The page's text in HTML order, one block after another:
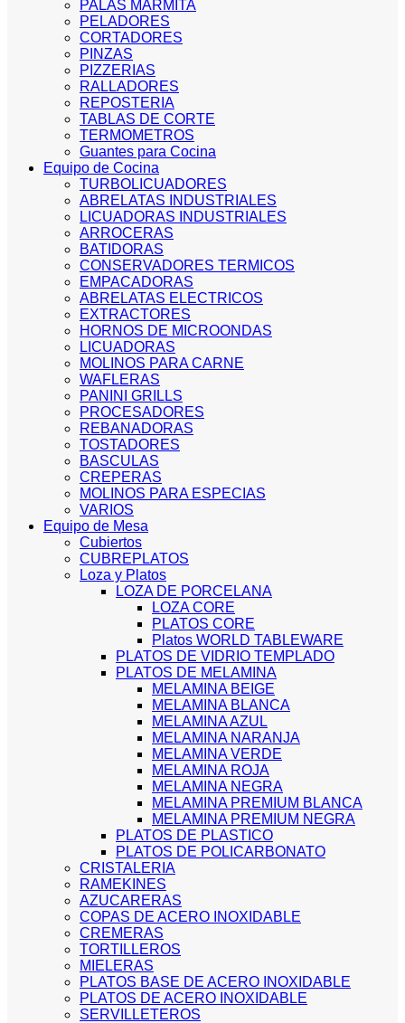
PALAS MARMITA
PELADORES
CORTADORES
PINZAS
PIZZERIAS
RALLADORES
REPOSTERIA
TABLAS DE CORTE
TERMOMETROS
Guantes para Cocina
Equipo de Cocina
TURBOLICUADORES
ABRELATAS INDUSTRIALES
LICUADORAS INDUSTRIALES
ARROCERAS
BATIDORAS
CONSERVADORES TERMICOS
EMPACADORAS
ABRELATAS ELECTRICOS
EXTRACTORES
HORNOS DE MICROONDAS
LICUADORAS
MOLINOS PARA CARNE
WAFLERAS
PANINI GRILLS
PROCESADORES
REBANADORAS
TOSTADORES
BASCULAS
CREPERAS
MOLINOS PARA ESPECIAS
VARIOS
Equipo de Mesa
Cubiertos
CUBREPLATOS
Loza y Platos
LOZA DE PORCELANA
LOZA CORE
PLATOS CORE
Platos WORLD TABLEWARE
PLATOS DE VIDRIO TEMPLADO
PLATOS DE MELAMINA
MELAMINA BEIGE
MELAMINA BLANCA
MELAMINA AZUL
MELAMINA NARANJA
MELAMINA VERDE
MELAMINA ROJA
MELAMINA NEGRA
MELAMINA PREMIUM BLANCA
MELAMINA PREMIUM NEGRA
PLATOS DE PLASTICO
PLATOS DE POLICARBONATO
CRISTALERIA
RAMEKINES
AZUCARERAS
COPAS DE ACERO INOXIDABLE
CREMERAS
TORTILLEROS
MIELERAS
PLATOS BASE DE ACERO INOXIDABLE
PLATOS DE ACERO INOXIDABLE
SERVILLETEROS